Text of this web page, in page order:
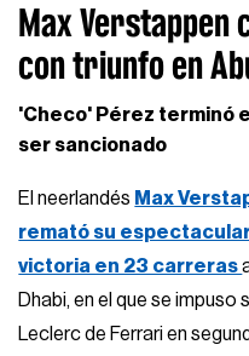
Max Verstappen
con triunfo en
'Checo' Pérez terminó
ser sancionado
El neerlandés Max
remató su
victoria en 23 carreras
Dhabi, en el que se
Leclerc de Ferrari en